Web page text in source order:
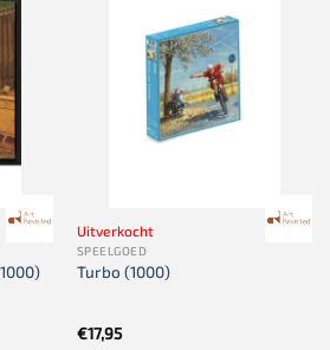
Uitverkocht
SPEELGOED
Turbo (1000)
€17,95